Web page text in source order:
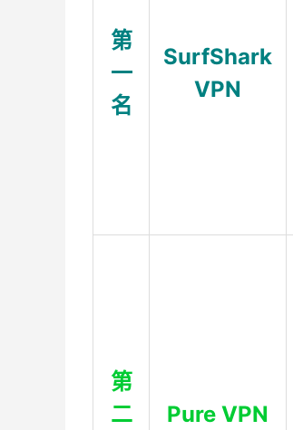
第
一
名
SurfShark
VPN
第
二
Pure VPN